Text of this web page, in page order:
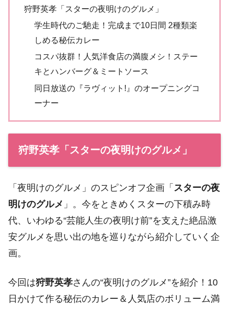
狩野英孝「スターの夜明けのグルメ」
学生時代のご馳走！完成まで10日間 2種類楽
しめる秘伝カレー
コスパ抜群！人気洋食店の満腹メシ！ステー
キとハンバーグ＆ミートソース
同日放送の『ラヴィット!』のオープニングコ
ーナー
狩野英孝「スターの夜明けのグルメ」
「夜明けのグルメ」のスピンオフ企画「 スターの夜
明けのグルメ 」。今をときめくスターの下積み時
代、いわゆる“芸能人生の夜明け前”を支えた絶品激
安グルメを思い出の地を巡りながら紹介していく企
画。
今回は狩野英孝さんの“夜明けのグルメ”を紹介！10
日かけて作る秘伝のカレー＆人気店のボリューム満